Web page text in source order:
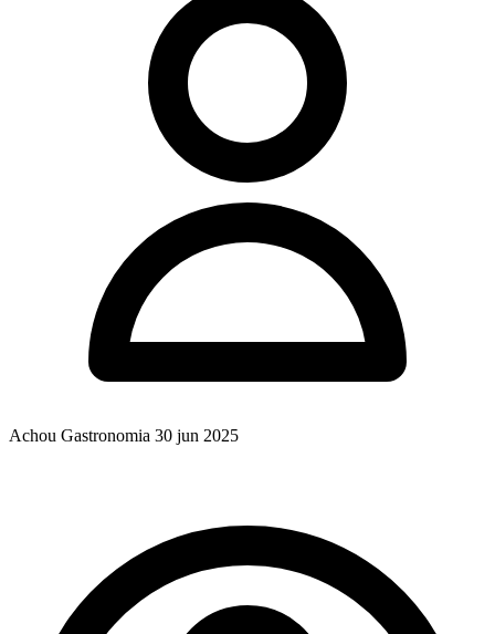
Achou Gastronomia 30 jun 2025